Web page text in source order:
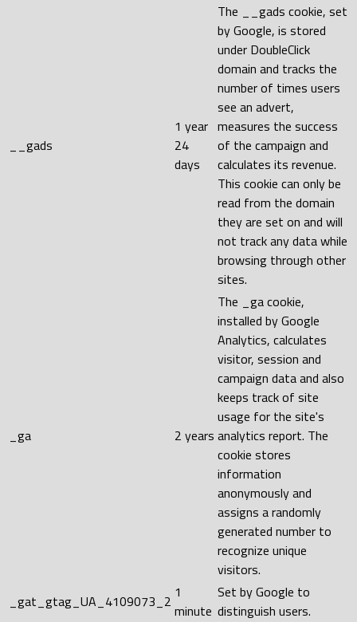
__gads
1 year
24
days
The __gads cookie, set
by Google, is stored
under DoubleClick
domain and tracks the
number of times users
see an advert,
measures the success
of the campaign and
calculates its revenue.
This cookie can only be
read from the domain
they are set on and will
not track any data while
browsing through other
sites.
_ga 2 years
The _ga cookie,
installed by Google
Analytics, calculates
visitor, session and
campaign data and also
keeps track of site
usage for the site's
analytics report. The
cookie stores
information
anonymously and
assigns a randomly
generated number to
recognize unique
visitors.
_gat_gtag_UA_4109073_2 1
minute
Set by Google to
distinguish users.